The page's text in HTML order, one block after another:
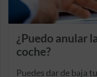
¿Puedo anular
coche?
Puedes dar de baja